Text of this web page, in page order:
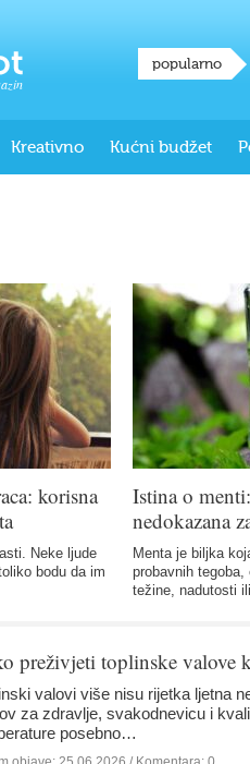
popularno
Kreativno Kućni budžet
korisna
Neke ljude
bodu da im
Istina o
nedokazana
Menta je biljka
probavnih
težine, nadutosti
preživjeti toplinske valove
koji mogu napraviti
valovi više nisu rijetka ljetna
za zdravlje, svakodnevicu i
posebno…